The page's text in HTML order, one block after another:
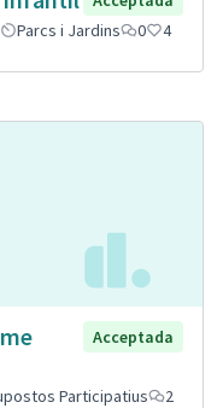
Parcs i Jardins 0 4
Acceptada
Participatius
2